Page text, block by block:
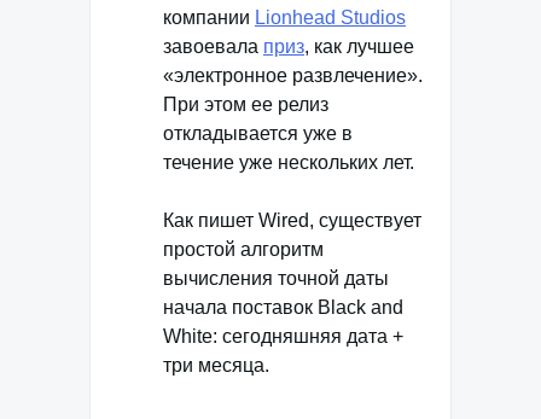
компании Lionhead Studios
завоевала приз, как лучшее
«электронное развлечение».
При этом ее релиз
откладывается уже в
течение уже нескольких лет.
Как пишет Wired, существует
простой алгоритм
вычисления точной даты
начала поставок Black and
White: сегодняшняя дата +
три месяца.